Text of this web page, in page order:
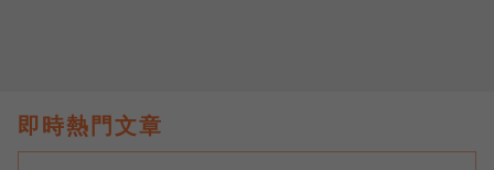
即時熱門文章